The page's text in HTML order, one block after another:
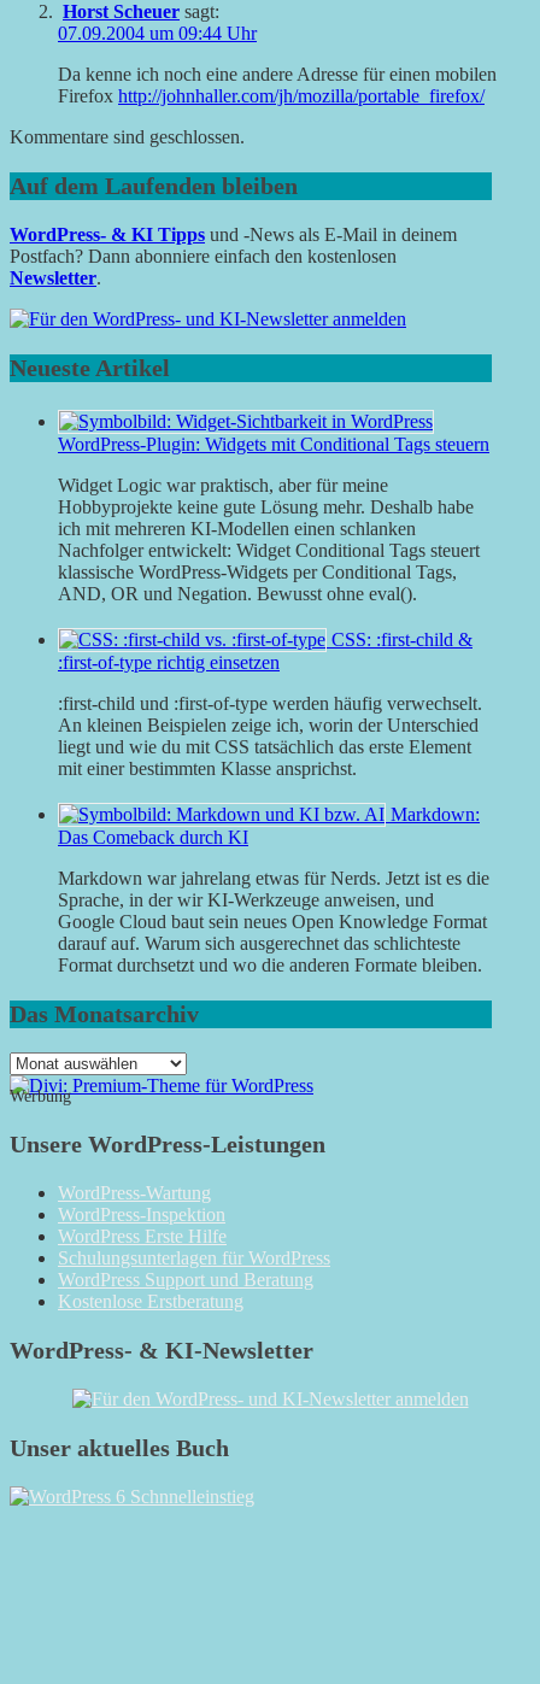
Horst Scheuer sagt:
07.09.2004 um 09:44 Uhr
Da kenne ich noch eine andere Adresse für einen mobilen
Firefox http://johnhaller.com/jh/mozilla/portable_firefox/
Kommentare sind geschlossen.
Auf dem Laufenden bleiben
WordPress- & KI Tipps und -News als E-Mail in deinem
Postfach? Dann abonniere einfach den kostenlosen
Newsletter.
Neueste Artikel
WordPress-Plugin: Widgets mit Conditional Tags steuern
Widget Logic war praktisch, aber für meine
Hobbyprojekte keine gute Lösung mehr. Deshalb habe
ich mit mehreren KI-Modellen einen schlanken
Nachfolger entwickelt: Widget Conditional Tags steuert
klassische WordPress-Widgets per Conditional Tags,
AND, OR und Negation. Bewusst ohne eval().
CSS: :first-child &
:first-of-type richtig einsetzen
:first-child und :first-of-type werden häufig verwechselt.
An kleinen Beispielen zeige ich, worin der Unterschied
liegt und wie du mit CSS tatsächlich das erste Element
mit einer bestimmten Klasse ansprichst.
Markdown:
Das Comeback durch KI
Markdown war jahrelang etwas für Nerds. Jetzt ist es die
Sprache, in der wir KI-Werkzeuge anweisen, und
Google Cloud baut sein neues Open Knowledge Format
darauf auf. Warum sich ausgerechnet das schlichteste
Format durchsetzt und wo die anderen Formate bleiben.
Das Monatsarchiv
Das
Monatsarchiv
Werbung
Unsere WordPress-Leistungen
WordPress-Wartung
WordPress-Inspektion
WordPress Erste Hilfe
Schulungsunterlagen für WordPress
WordPress Support und Beratung
Kostenlose Erstberatung
WordPress- & KI-Newsletter
Unser aktuelles Buch